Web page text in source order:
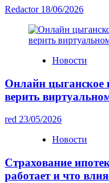
Redactor 18/06/2026
Новости
Онлайн цыганское
верить
red 23/05/2026
Новости
Страхование
работает и что